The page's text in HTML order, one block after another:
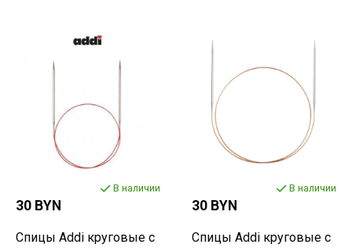
В наличии
30 BYN
Спицы Addi круговые с
В наличии
30 BYN
Спицы Addi круговые с